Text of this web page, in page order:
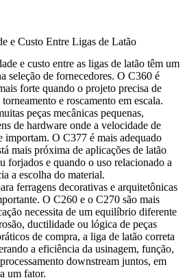
e Custo Entre Ligas de Latão
e custo entre as ligas de latão têm um
seleção de fornecedores. O C360 é
forte quando o projeto precisa de
e roscamento em escala.
peças mecânicas pequenas,
de hardware onde a velocidade de
importam. O C377 é mais adequado
mais próxima de aplicações de latão
forjados e quando o uso relacionado a
a escolha do material.
ferragens decorativas e arquitetônicas
O C260 e o C270 são mais
necessita de um equilíbrio diferente
ductilidade ou lógica de peças
de compra, a liga de latão correta
a eficiência da usinagem, função,
downstream juntos, em
um fator.